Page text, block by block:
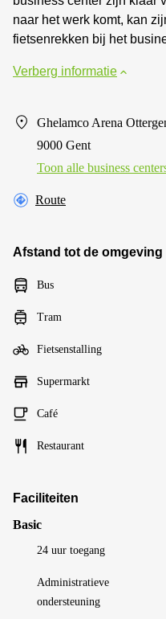
naar het werk komt, kan
fietsenrekken bij het
Verberg informatie
Ghelamco Arena
9000 Gent
Toon alle business
Route
Afstand tot de omgeving
Bus
Tram
Fietsenstalling
Supermarkt
Café
Restaurant
Faciliteiten
Basic
24 uur toegang
Administratieve
ondersteuning